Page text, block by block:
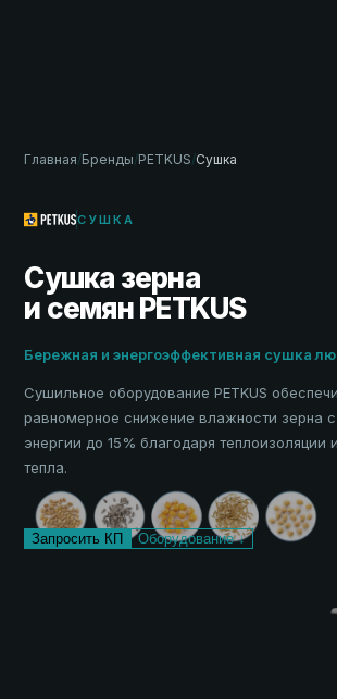
Главная/Бренды/PETKUS/Сушка
СУШКА
Сушка зерна
и семян PETKUS
Бережная и энергоэффективная сушка
Сушильное оборудование PETKUS
равномерное снижение влажности зерна
энергии до 15% благодаря теплоизоляции
тепла.
Запросить КП Оборудование ↓